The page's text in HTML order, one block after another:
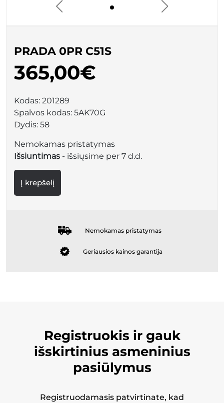
PRADA 0PR C51S
365,00€
Kodas: 201289
Spalvos kodas: 5AK70G
Dydis: 58
Nemokamas pristatymas
Išsiuntimas - išsiųsime per 7 d.d.
Į krepšelį
Nemokamas pristatymas
Geriausios kainos garantija
Registruokis ir gauk
išskirtinius asmeninius
pasiūlymus
Registruodamasis patvirtinate, kad